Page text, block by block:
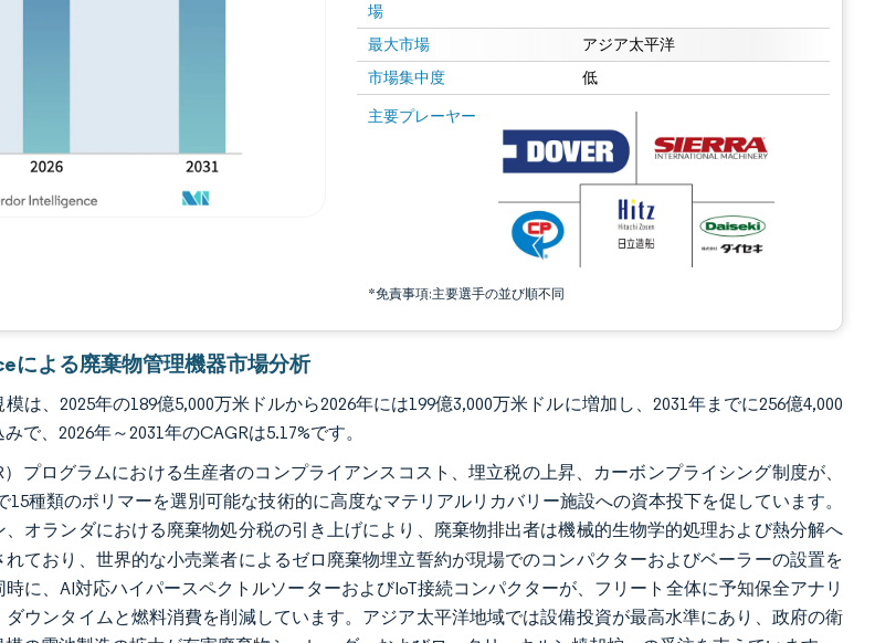
場
最大市場 アジア太平洋
市場集中度 低
主要プレーヤー
*免責事項:主要選手の並び順不同
画像 © Mordor Intelligence。再利用にはCC BY 4.0の表示が必要です。
画像 © Mordor Intelligence。再利用にはCC BY 4.0の表示が必要です。
による廃棄物管理機器市場分析
は、2025年の189億5,000万米ドルから2026年には199億3,000万米ドルに増加し、2031年までに256億4,000
で、2026年～2031年のCAGRは5.17%です。
プログラムにおける生産者のコンプライアンスコスト、埋立税の上昇、カーボンプライシング制度が、
15種類のポリマーを選別可能な技術的に高度なマテリアルリカバリー施設への資本投下を促しています。
オランダにおける廃棄物処分税の引き上げにより、廃棄物排出者は機械的生物学的処理および熱分解へ
ており、世界的な小売業者によるゼロ廃棄物埋立誓約が現場でのコンパクターおよびベーラーの設置を
に、AI対応ハイパースペクトルソーターおよびIoT接続コンパクターが、フリート全体に予知保全アナリ
ダウンタイムと燃料消費を削減しています。アジア太平洋地域では設備投資が最高水準にあり、政府の衛